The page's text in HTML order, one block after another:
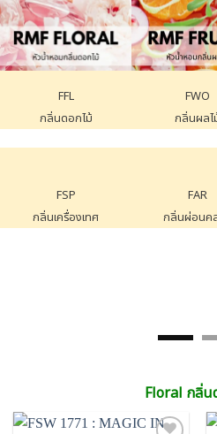
FME
กลิ่นแบรนด์ผู้ชาย
FWO
กลิ่นแบรนด์
FAI
กลิ่นปรับอา
Floral กลิ่น